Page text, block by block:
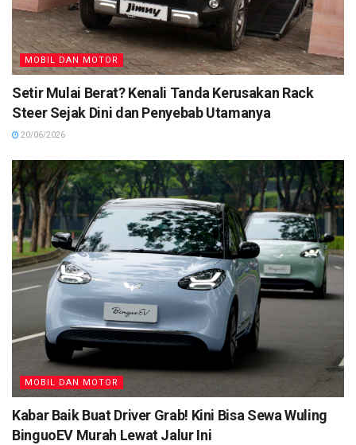
MOBIL DAN MOTOR
Setir Mulai Berat? Kenali Tanda Kerusakan Rack
Steer Sejak Dini dan Penyebab Utamanya
20/06/2026
MOBIL DAN MOTOR
Kabar Baik Buat Driver Grab! Kini Bisa Sewa Wuling
BinguoEV Murah Lewat Jalur Ini